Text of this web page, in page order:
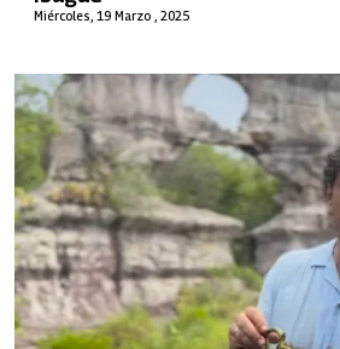
Miércoles, 19 Marzo , 2025